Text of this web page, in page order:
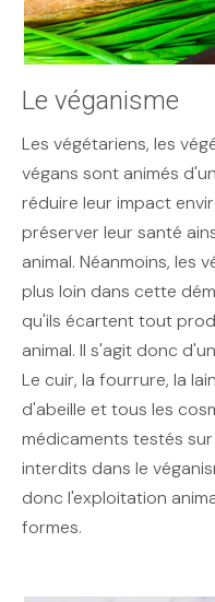
Le véganisme
Les végétariens, les
végans sont animés
réduire leur impact
préserver leur santé
animal. Néanmoins, les
plus loin dans cette
qu'ils écartent tout
animal. Il s'agit donc
Le cuir, la fourrure, la
d'abeille et tous les
médicaments testés
interdits dans le
donc l'exploitation
formes.